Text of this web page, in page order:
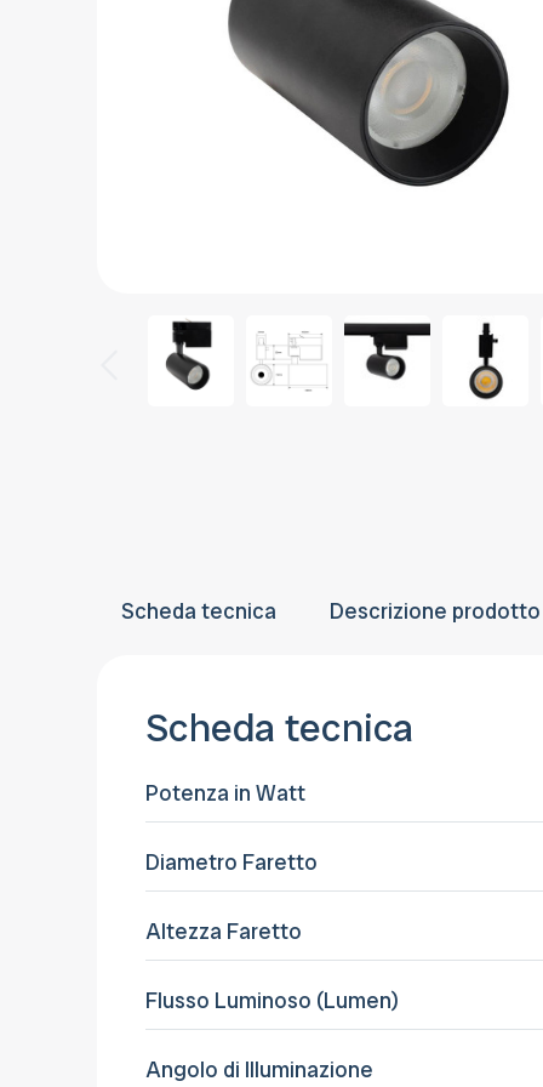
Scheda tecnica Descrizione prodotto
Scheda tecnica
Potenza in Watt
Diametro Faretto
Altezza Faretto
Flusso Luminoso (Lumen)
Angolo di Illuminazione